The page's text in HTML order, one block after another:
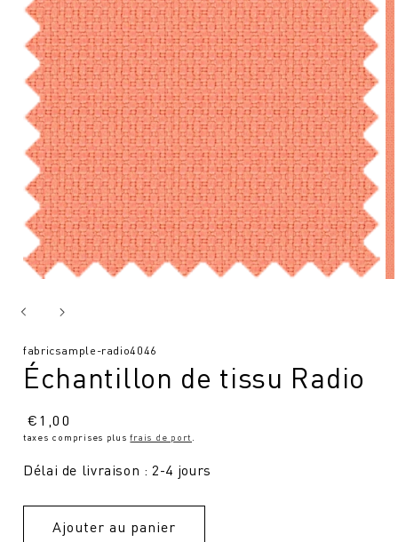
SKU
fabricsample-radio4046
Échantillon de tissu Radio
Prix
normal
€1,00
taxes comprises plusfrais de port
Délai de livraison : 2-4 jours
Ajouter au panier